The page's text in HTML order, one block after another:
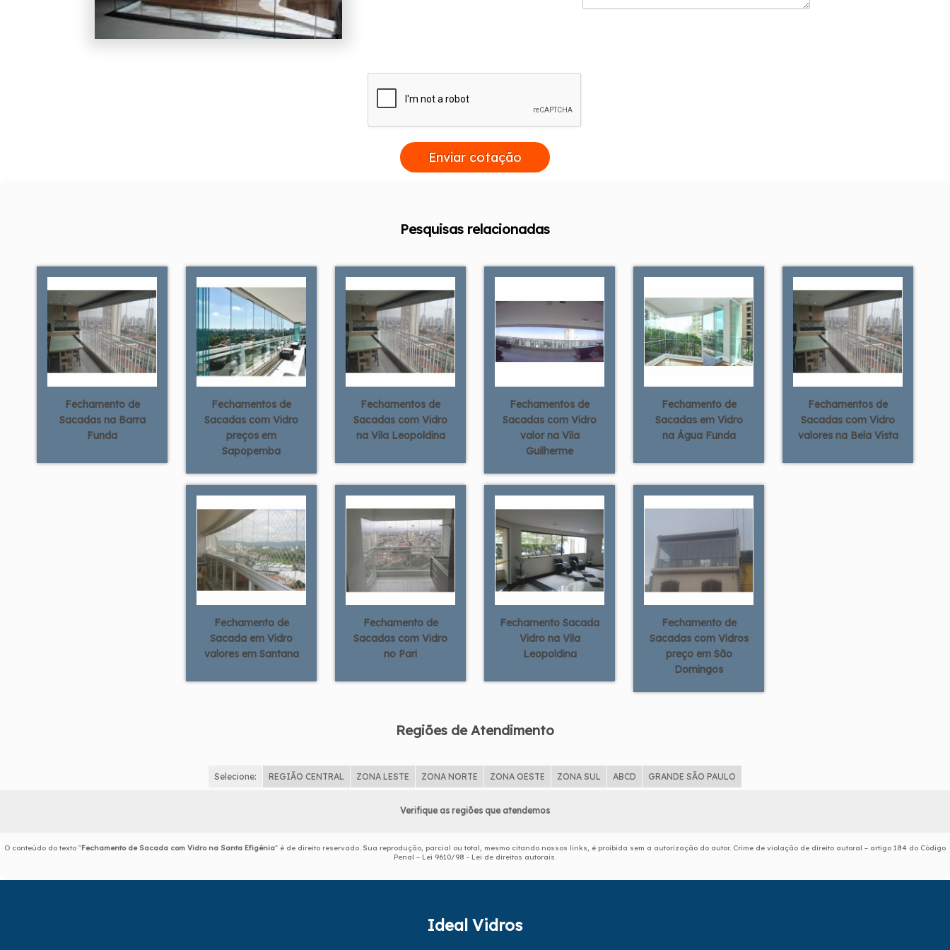
Enviar cotação
Pesquisas relacionadas
Fechamento de
Sacadas na Barra
Funda
Fechamentos de
Sacadas com Vidro
preços em
Sapopemba
Fechamentos de
Sacadas com Vidro
na Vila Leopoldina
Fechamentos de
Sacadas com Vidro
valor na Vila
Guilherme
Fechamento de
Sacadas em Vidro
na Água Funda
Fechamentos de
Sacadas com Vidro
valores na Bela Vista
Fechamento de
Sacada em Vidro
valores em Santana
Fechamento de
Sacadas com Vidro
no Pari
Fechamento Sacada
Vidro na Vila
Leopoldina
Fechamento de
Sacadas com Vidros
preço em São
Domingos
Regiões de Atendimento
Selecione: REGIÃO CENTRAL ZONA LESTE ZONA NORTE ZONA OESTE ZONA SUL ABCD GRANDE SÃO PAULO
Verifique as regiões que atendemos
O conteúdo do texto "Fechamento de Sacada com Vidro na Santa Efigênia" é de direito reservado. Sua reprodução, parcial ou total, mesmo citando nossos links, é proibida sem a autorização do autor. Crime de violação de direito autoral – artigo 184 do Código
Penal – Lei 9610/98 - Lei de direitos autorais.
Ideal Vidros